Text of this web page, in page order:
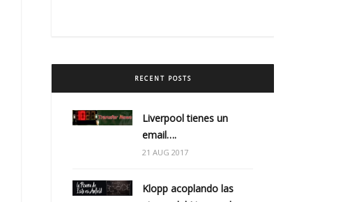
RECENT POSTS
Liverpool tienes un
email….
21 AUG 2017
Klopp acoplando las